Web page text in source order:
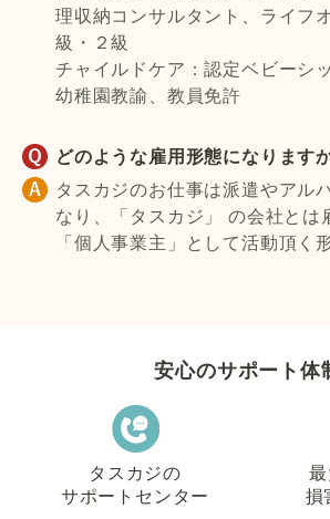
理収納コンサルタント、ライフ
級・２級
チャイルドケア：認定ベビーシ
幼稚園教諭、教員免許
どのような雇用形態になります
タスカジのお仕事は派遣やアル
なり、「タスカジ」 の会社とは
「個人事業主」として活動頂く
安心のサポート体
タスカジの
サポートセンター
損